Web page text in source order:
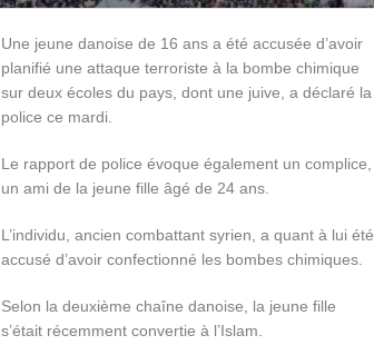
Une jeune danoise de 16 ans a été accusée d’avoir
planifié une attaque terroriste à la bombe chimique
sur deux écoles du pays, dont une juive, a déclaré la
police ce mardi.
Le rapport de police évoque également un complice,
un ami de la jeune fille âgé de 24 ans.
L’individu, ancien combattant syrien, a quant à lui été
accusé d’avoir confectionné les bombes chimiques.
Selon la deuxième chaîne danoise, la jeune fille
s’était récemment convertie à l’Islam.